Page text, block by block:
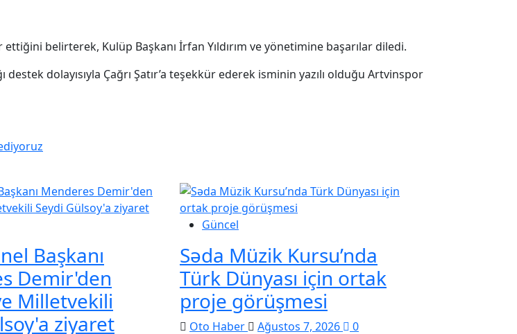
belirterek, Kulüp Başkanı İrfan Yıldırım ve yönetimine başarılar diledi.
destek dolayısıyla Çağrı Şatır’a teşekkür ederek isminin yazılı olduğu Artvinspor
Başkanı
Demir'den
Milletvekili
ziyaret
Güncel
Səda Müzik Kursu’nda
Türk Dünyası için ortak
proje görüşmesi
Oto Haber Ağustos 7, 2026 0